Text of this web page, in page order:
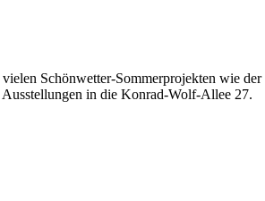
Schönwetter-Sommerprojekten wie der
in die Konrad-Wolf-Allee 27.